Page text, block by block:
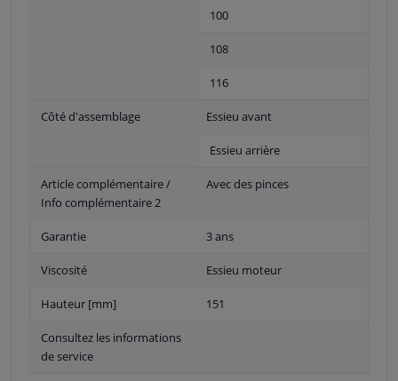
100
108
116
Côté d'assemblage Essieu avant
Essieu arrière
Article complémentaire /
Info complémentaire 2
Avec des pinces
Garantie 3 ans
Viscosité Essieu moteur
Hauteur [mm] 151
Consultez les informations
de service